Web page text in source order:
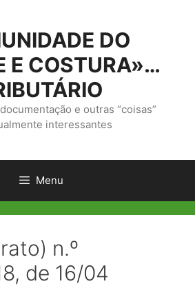
DO
E COSTURA»…
e outras “coisas”
interessantes
Menu
n.º
de 16/04